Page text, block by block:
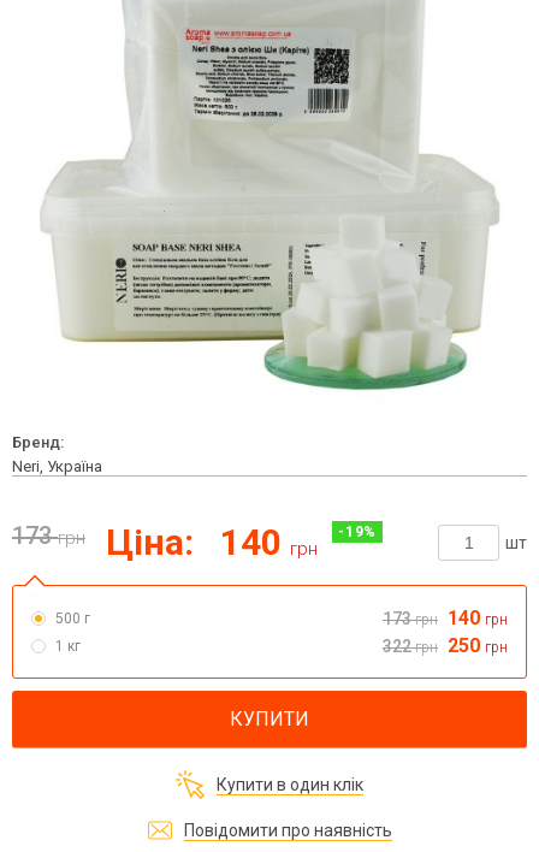
Бренд:
Neri, Україна
173 грн Ціна: 140 грн
- 19%
шт
500 г 173 грн 140 грн
1 кг
322 грн 250 грн
КУПИТИ
Купити в один клік
Повідомити про наявність